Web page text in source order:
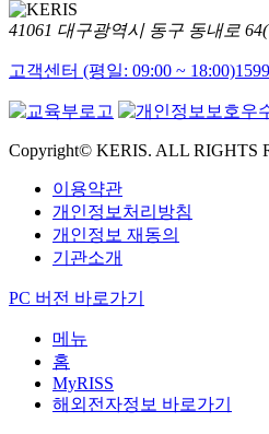
41061 대구광역시 동구 동내로
고객센터 (평일: 09:00 ~ 18:00)
Copyright© KERIS. ALL RIGHTS
이용약관
개인정보처리방침
개인정보 재동의
기관소개
PC 버전 바로가기
메뉴
홈
MyRISS
해외전자정보 바로가기